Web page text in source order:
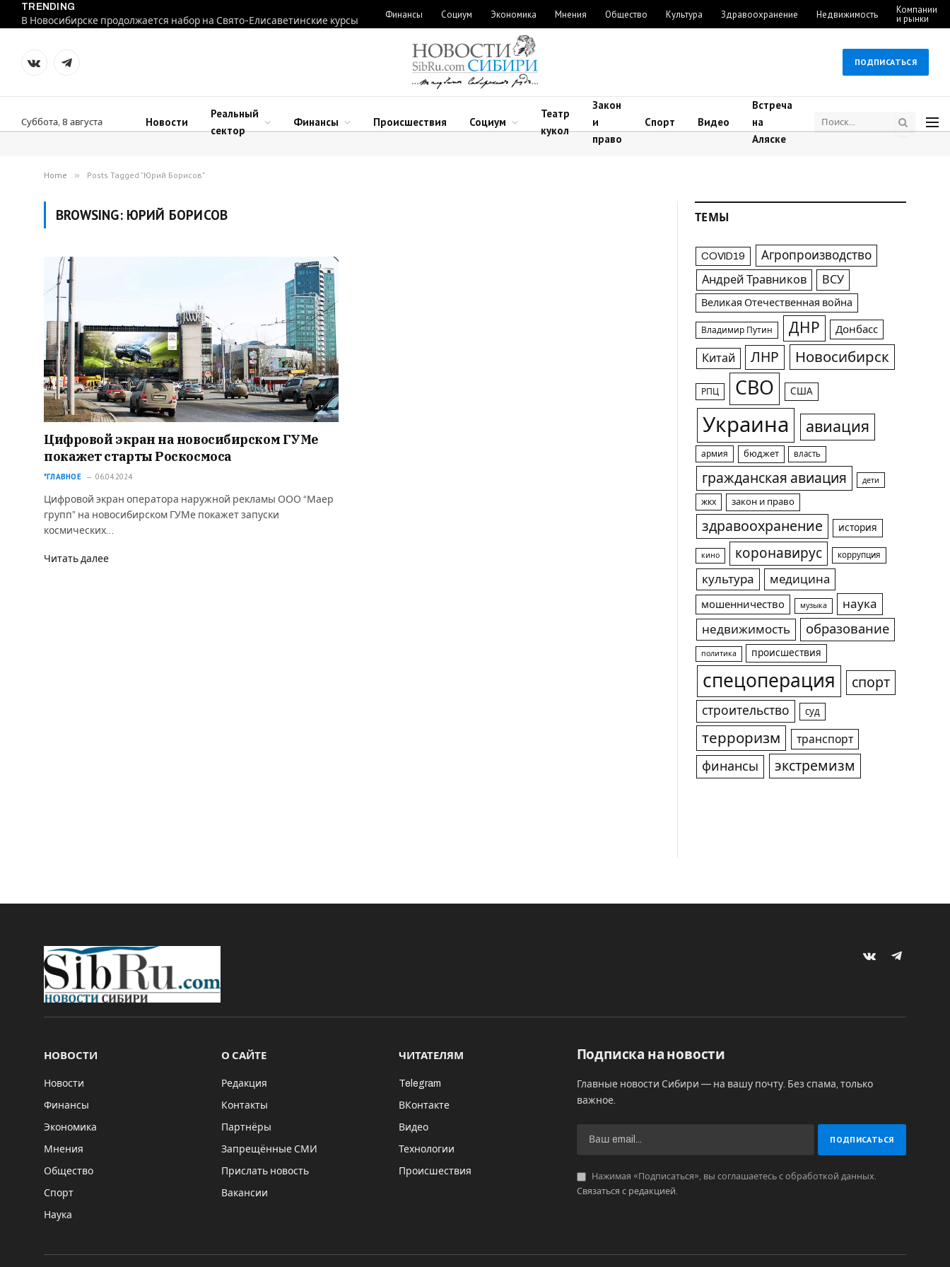
TRENDING
В Новосибирске продолжается набор на Свято-Елисаветинские курсы
Финансы Социум Экономика Мнения Общество Культура Здравоохранение Недвижимость Компании
и рынки
VKontakteTelegram
ПОДПИСАТЬСЯ
Суббота, 8 августа Новости
Реальный
сектор
Финансы Происшествия Социум
Театр
кукол
Закон
и
право
Спорт Видео
Встреча
на
Аляске
Home » Posts Tagged "Юрий Борисов"
BROWSING: ЮРИЙ БОРИСОВ
Цифровой экран на новосибирском ГУМе
покажет старты Роскосмоса
*ГЛАВНОЕ 06.04.2024
Цифровой экран оператора наружной рекламы ООО “Маер
групп” на новосибирском ГУМе покажет запуски
космических…
Читать далее
ТЕМЫ
COVID19 Агропроизводство
Андрей Травников ВСУ
Великая Отечественная война
Владимир Путин ДНР Донбасс
Китай ЛНР Новосибирск
РПЦ СВО США
Украина авиация
армия бюджет власть
гражданская авиация дети
жкх закон и право
здравоохранение история
кино коронавирус коррупция
культура медицина
мошенничество музыка
наука
недвижимость
образование
политика происшествия
спецоперация спорт
строительство суд
терроризм транспорт
финансы экстремизм
VKontakteTelegram
НОВОСТИ
Новости
Финансы
Экономика
Мнения
Общество
Спорт
Наука
О САЙТЕ
Редакция
Контакты
Партнёры
Запрещённые СМИ
Прислать новость
Вакансии
ЧИТАТЕЛЯМ
Telegram
ВКонтакте
Видео
Технологии
Происшествия
Подписка на новости
Главные новости Сибири — на вашу почту. Без спама, только
важное.
Нажимая «Подписаться», вы соглашаетесь с обработкой данных.
Связаться с редакцией